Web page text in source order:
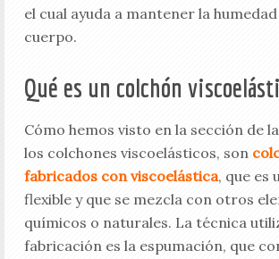
el cual ayuda a mantener la
cuerpo.
Qué es un colchón
Cómo hemos visto en la sección de
los colchones viscoelásticos, son
fabricados con viscoelástica, que es
flexible y que se mezcla con otros
químicos o naturales. La técnica
fabricación es la espumación, que